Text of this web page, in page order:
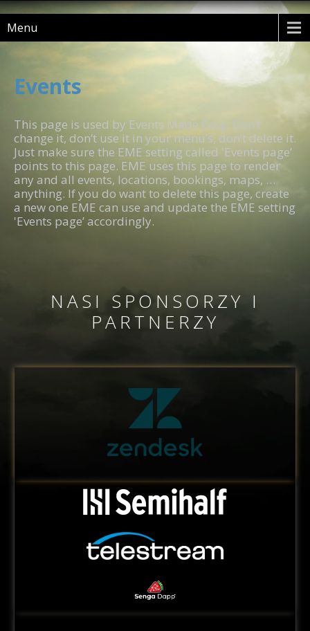
Menu
Events
This page is used by Events Made Easy. Don’t
change it, don’t use it in your menu’s, don’t delete it.
Just make sure the EME setting called 'Events page’
points to this page. EME uses this page to render
any and all events, locations, bookings, maps, …
anything. If you do want to delete this page, create
a new one EME can use and update the EME setting
'Events page’ accordingly.
NASI SPONSORZY I
PARTNERZY